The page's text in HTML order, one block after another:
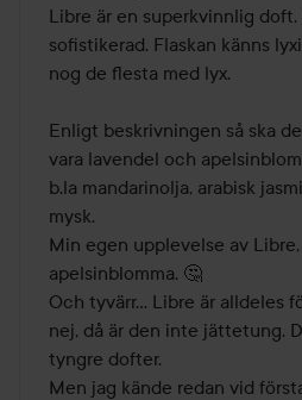
Libre är en superkvinnlig doft.
sofistikerad. Flaskan känns
nog de flesta med lyx.
Enligt beskrivningen så ska
vara lavendel och
b.la mandarinolja, arabisk
mysk.
Min egen upplevelse av
apelsinblomma. 🤔
Och tyvärr… Libre är alldeles
nej, då är den inte jättetung.
tyngre dofter.
Men jag kände redan vid